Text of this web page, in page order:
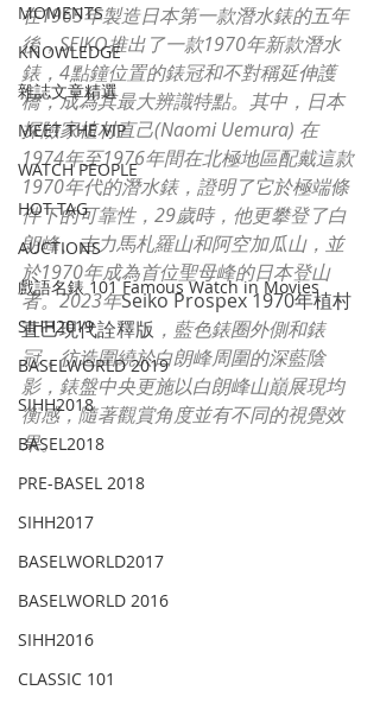
MOMENTS
KNOWLEDGE
雜誌文章精選
MEET THE VIP
WATCH PEOPLE
HOT TAG
AUCTIONS
戲語名錶 101 Famous Watch in Movies
SIHH2019
BASELWORLD 2019
SIHH2018
BASEL2018
PRE-BASEL 2018
SIHH2017
BASELWORLD2017
BASELWORLD 2016
SIHH2016
CLASSIC 101
在1965年製造日本第一款潛水錶的五年
後，SEIKO推出了一款1970年新款潛水
錶，4點鐘位置的錶冠和不對稱延伸護
橋，成為其最大辨識特點。其中，日本
探險家植村直己(Naomi Uemura) 在
1974年至1976年間在北極地區配戴這款
1970年代的潛水錶，證明了它於極端條
件下的可靠性，29歲時，他更攀登了白
朗峰、吉力馬札羅山和阿空加瓜山，並
於1970年成為首位聖母峰的日本登山
者。2023年Seiko Prospex 1970年植村
直己現代詮釋版 ，藍色錶圈外側和錶
冠，彷造圍繞於白朗峰周圍的深藍陰
影，錶盤中央更施以白朗峰山巔展現均
衡感，隨著觀賞角度並有不同的視覺效
果。